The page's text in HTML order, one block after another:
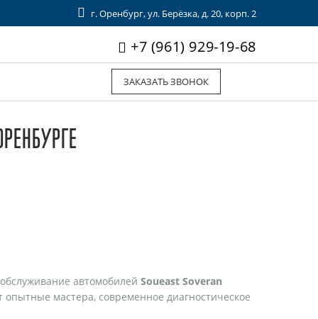
г. Оренбург, ул. Берёзка, д. 20, корп. 2
+7 (961) 929-19-68
ЗАКАЗАТЬ ЗВОНОК
автомобилей Soueast Soveran
мастера, современное диагностическое